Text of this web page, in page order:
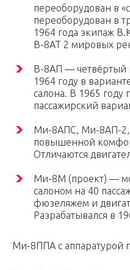
переоборудован в
переоборудован в
1964 года экипаж
В-8АТ 2 мировых
В-8АП — четвёртый
1964 году в
салона. В 1965 году
пассажирский
Ми-8АПС, Ми-8АП-
повышенной
Отличаются
Ми-8М (проект) —
салоном на 40
фюзеляжем и
Разрабатывался в
Ми-8ППА с аппаратурой